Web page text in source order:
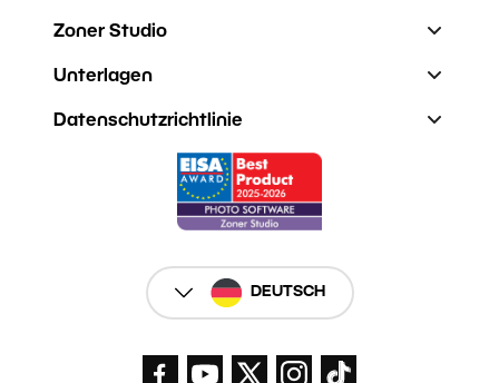
Zoner Studio
Unterlagen
Datenschutzrichtlinie
DEUTSCH